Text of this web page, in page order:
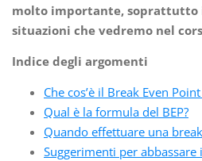
molto importante,
situazioni che vedremo nel
Indice degli argomenti
Che cos’è il Break Even
Qual è la formula del BEP?
Quando effettuare una
Suggerimenti per